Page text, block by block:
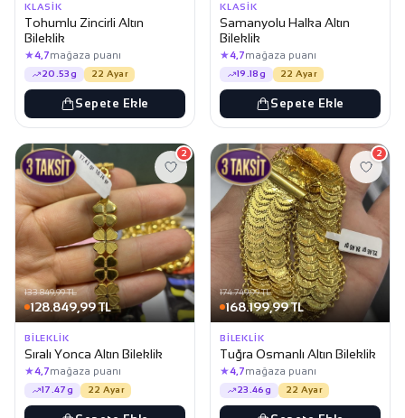
KLASIK
Tohumlu Zincirli Altın
Bileklik
★4,7mağaza puanı
20.53g 22 Ayar
Sepete Ekle
KLASIK
Samanyolu Halka Altın
Bileklik
★4,7mağaza puanı
19.18g 22 Ayar
Sepete Ekle
133.849,99 TL
128.849,99 TL
2
BILEKLIK
Sıralı Yonca Altın Bileklik
★4,7mağaza puanı
17.47g 22 Ayar
174.749,99 TL
168.199,99 TL
2
BILEKLIK
Tuğra Osmanlı Altın Bileklik
★4,7mağaza puanı
23.46g 22 Ayar